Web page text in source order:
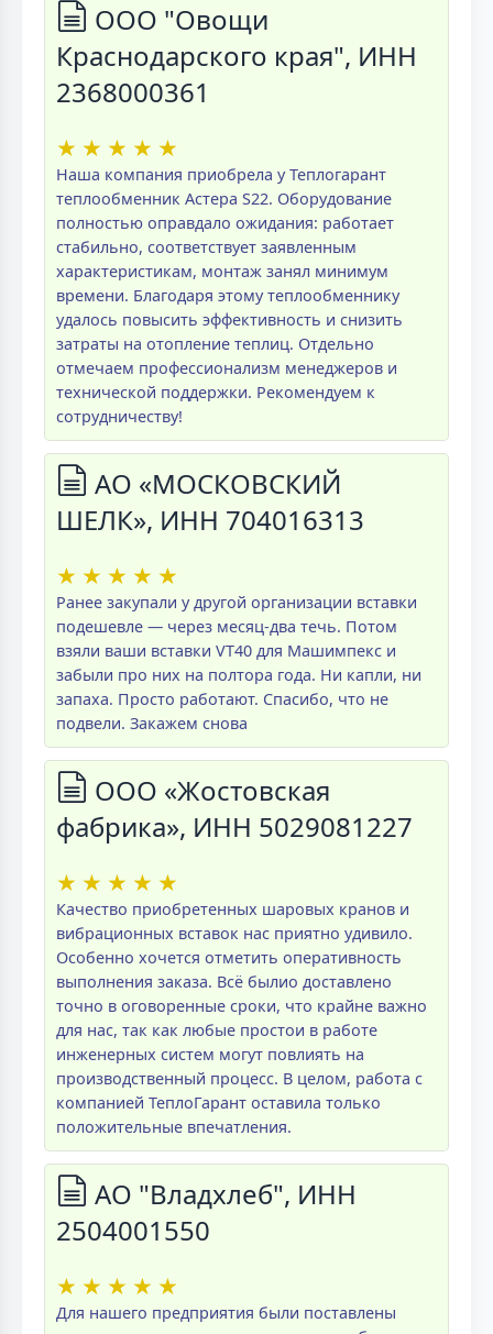
ООО "Овощи
Краснодарского края", ИНН
2368000361
★ ★ ★ ★ ★
Наша компания приобрела у Теплогарант
теплообменник Астера S22. Оборудование
полностью оправдало ожидания: работает
стабильно, соответствует заявленным
характеристикам, монтаж занял минимум
времени. Благодаря этому теплообменнику
удалось повысить эффективность и снизить
затраты на отопление теплиц. Отдельно
отмечаем профессионализм менеджеров и
технической поддержки. Рекомендуем к
сотрудничеству!
АО «МОСКОВСКИЙ
ШЕЛК», ИНН 704016313
★ ★ ★ ★ ★
Ранее закупали у другой организации вставки
подешевле — через месяц-два течь. Потом
взяли ваши вставки VT40 для Машимпекс и
забыли про них на полтора года. Ни капли, ни
запаха. Просто работают. Спасибо, что не
подвели. Закажем снова
ООО «Жостовская
фабрика», ИНН 5029081227
★ ★ ★ ★ ★
Качество приобретенных шаровых кранов и
вибрационных вставок нас приятно удивило.
Особенно хочется отметить оперативность
выполнения заказа. Всё былио доставлено
точно в оговоренные сроки, что крайне важно
для нас, так как любые простои в работе
инженерных систем могут повлиять на
производственный процесс. В целом, работа с
компанией ТеплоГарант оставила только
положительные впечатления.
АО "Владхлеб", ИНН
2504001550
★ ★ ★ ★ ★
Для нашего предприятия были поставлены